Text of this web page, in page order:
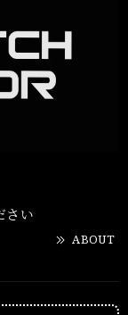
さい
ABOUT